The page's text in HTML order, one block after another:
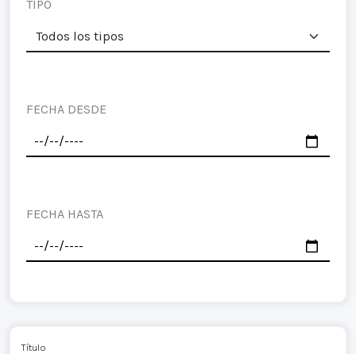
TIPO
FECHA DESDE
FECHA HASTA
Título